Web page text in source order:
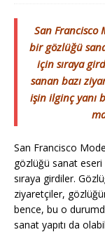
San Francisco
bir gözlüğü
için sıraya
sanan bazı
işin ilginç yanı
San Francisco
gözlüğü sanat
sıraya girdiler.
ziyaretçiler,
bence, bu o
sanat yapıtı da